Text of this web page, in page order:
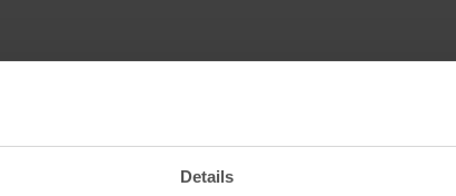
Details
Auf einen Blick